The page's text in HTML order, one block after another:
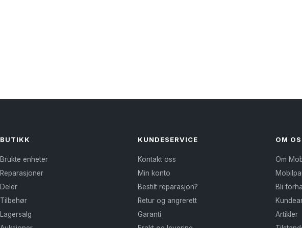
BUTIKK
Brukte enheter
Reparasjoner
Deler
Tilbehør
Lagersalg
KUNDESERVICE
Kontakt oss
Min konto
Bestilt reparasjon?
Retur og angrerett
Garanti
OM
Om
Bli
Artikler